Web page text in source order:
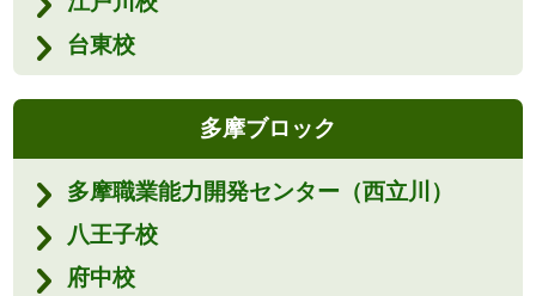
台東校
多摩ブロック
多摩職業能力開発センター（西立川）
八王子校
府中校